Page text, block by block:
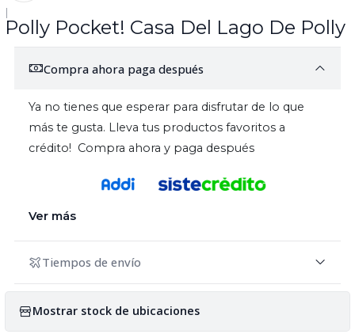
|
Polly Pocket! Casa Del Lago De Polly
Compra ahora paga después
Ya no tienes que esperar para disfrutar de lo que
más te gusta. Lleva tus productos favoritos a
crédito! Compra ahora y paga después
Ver más
Tiempos de envío
Mostrar stock de ubicaciones